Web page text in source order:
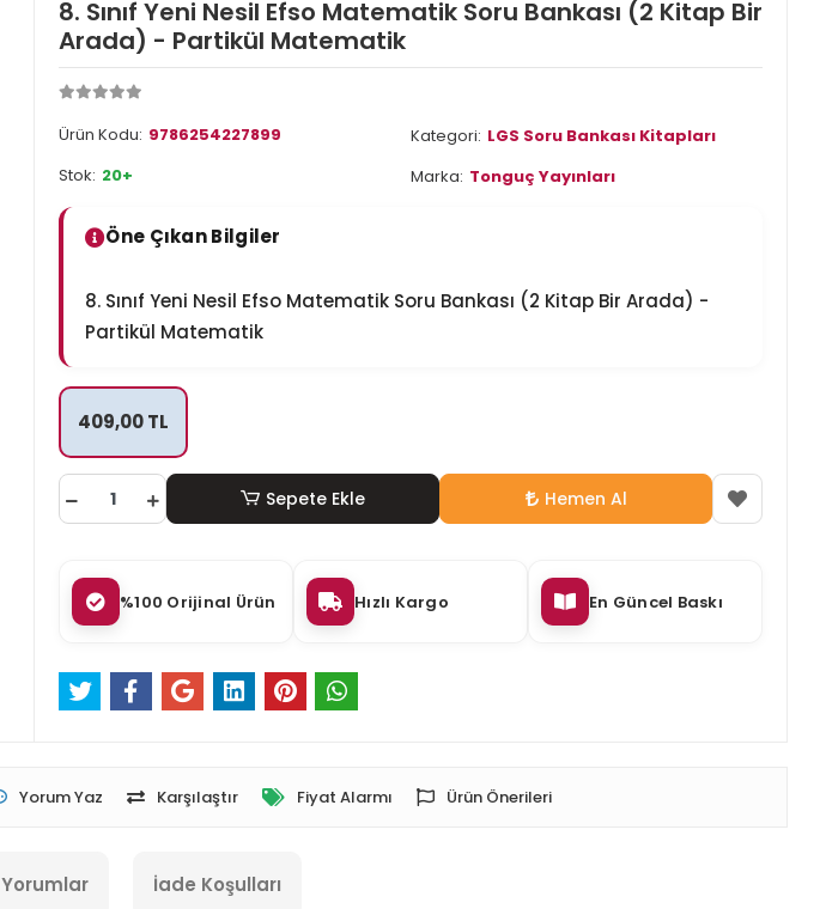
8. Sınıf Yeni Nesil Efso Matematik Soru Bankası (2 Kitap Bir
Arada) - Partikül Matematik
Ürün Kodu: 9786254227899 Kategori: LGS Soru Bankası Kitapları
Stok: 20+ Marka: Tonguç Yayınları
Öne Çıkan Bilgiler
8. Sınıf Yeni Nesil Efso Matematik Soru Bankası (2 Kitap Bir Arada) -
Partikül Matematik
409,00 TL
Sepete Ekle Hemen Al
%100 Orijinal Ürün Hızlı Kargo En Güncel Baskı
Yorum Yaz Karşılaştır Fiyat Alarmı Ürün Önerileri
Yorumlar İade Koşulları